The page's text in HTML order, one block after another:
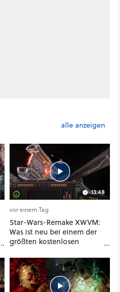
alle anzeigen
13:48
vor einem Tag
Star-Wars-Remake XWVM:
Was ist neu bei einem der
größten kostenlosen